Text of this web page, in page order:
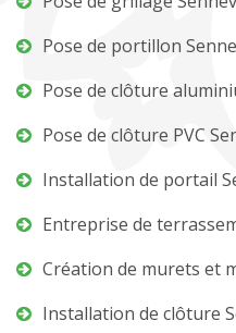
Pose de portillon
Pose de clôture
Pose de clôture PVC
Installation de portail
Entreprise de
Création de murets et
Installation de clôture